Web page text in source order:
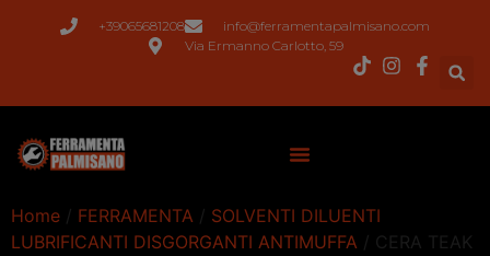
+39065681208
info@ferramentapalmisano.com
Via Ermanno Carlotto, 59
Home / FERRAMENTA / SOLVENTI DILUENTI
LUBRIFICANTI DISGORGANTI ANTIMUFFA / CERA TEAK